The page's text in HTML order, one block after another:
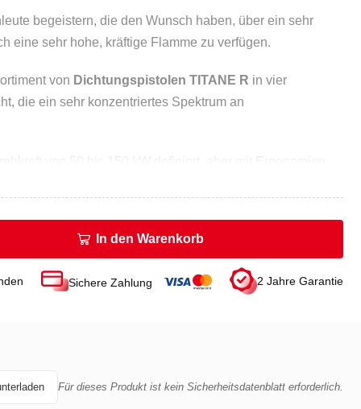
begeistern, die den Wunsch haben, über ein sehr
eine sehr hohe, kräftige Flamme zu verfügen.
von Dichtungspistolen TITANE R in vier
die ein sehr konzentriertes Spektrum an
mit 50RL200: 50
130
In den Warenkorb
Sichere Zahlung 2 Jahre Garantie
Für dieses Produkt ist kein Sicherheitsdatenblatt erforderlich.